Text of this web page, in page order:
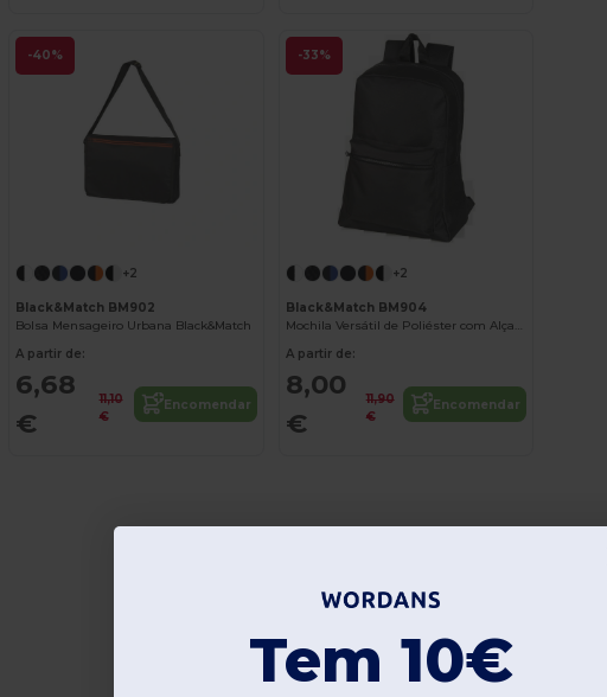
-40%
+2
Black&Match BM902
Bolsa Mensageiro Urbana Black&Match
A partir de:
6,68
€
11,10
€
Encomendar
-33%
+2
Black&Match BM904
Mochila Versátil de Poliéster com Alças Acolchoadas
A partir de:
8,00
€
11,90
€
Encomendar
Tem 10€